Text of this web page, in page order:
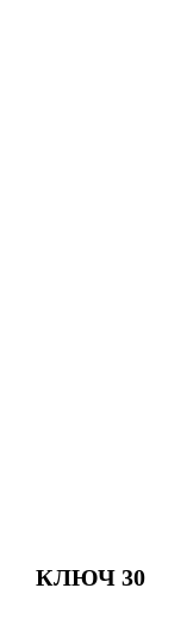
КЛЮЧ 30